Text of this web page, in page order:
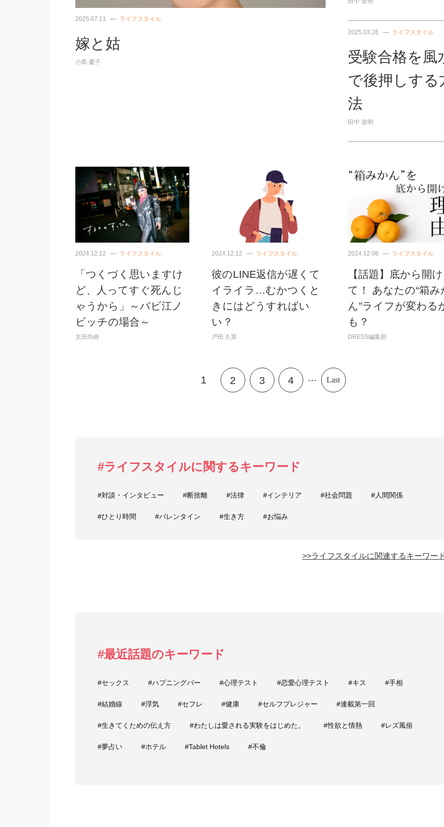
2025.07.11 ライフスタイル
嫁と姑
小島 慶子
2025.03.26 ライフスタイル
受験合格を風
で後押しする
法
田中 道明
2024.12.12 ライフスタイル
「つくづく思いますけ
ど、人ってすぐ死んじ
ゃうから」～バビ江ノ
ビッチの場合～
太田尚樹
2024.12.12 ライフスタイル
彼のLINE返信が遅くて
イライラ…むかつくと
きにはどうすればい
い？
戸田 久実
2024.12.08 ライフスタイル
【話題】底から開け
て！ あなたの“箱み
ん”ライフが変わる
も？
DRESS編集部
1 2 3 4 ... Last
#ライフスタイルに関するキーワード
#対談・インタビュー #断捨離 #法律 #インテリア #社会問題 #人間関係
#ひとり時間 #バレンタイン #生き方 #お悩み
>>ライフスタイルに関連するキーワー
#最近話題のキーワード
#セックス #ハプニングバー #心理テスト #恋愛心理テスト #キス #手相
#結婚線 #浮気 #セフレ #健康 #セルフプレジャー #連載第一回
#生きてくための伝え方 #わたしは愛される実験をはじめた。 #性欲と情熱 #レズ風俗
#夢占い #ホテル #Tablet Hotels #不倫